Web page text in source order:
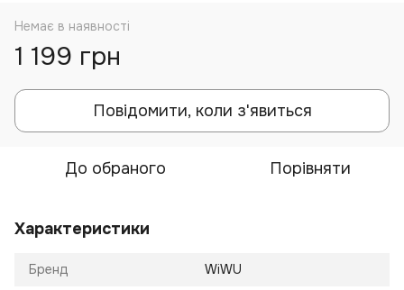
Немає в наявності
1 199 грн
Повідомити, коли з'явиться
До обраного Порівняти
Характеристики
Бренд WiWU